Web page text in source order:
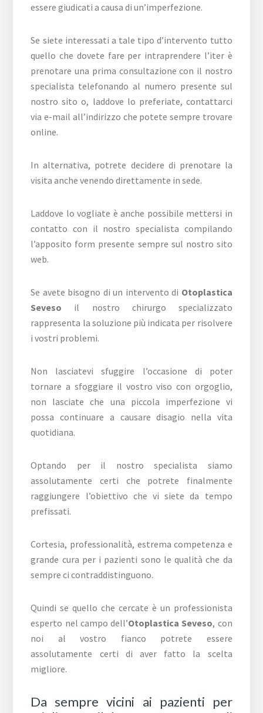
essere giudicati a causa di un’imperfezione.
Se siete interessati a tale tipo d’intervento tutto
quello che dovete fare per intraprendere l’iter è
prenotare una prima consultazione con il nostro
specialista telefonando al numero presente sul
nostro sito o, laddove lo preferiate, contattarci
via e-mail all’indirizzo che potete sempre trovare
online.
In alternativa, potrete decidere di prenotare la
visita anche venendo direttamente in sede.
Laddove lo vogliate è anche possibile mettersi in
contatto con il nostro specialista compilando
l’apposito form presente sempre sul nostro sito
web.
Se avete bisogno di un intervento di Otoplastica
Seveso il nostro chirurgo specializzato
rappresenta la soluzione più indicata per risolvere
i vostri problemi.
Non lasciatevi sfuggire l’occasione di poter
tornare a sfoggiare il vostro viso con orgoglio,
non lasciate che una piccola imperfezione vi
possa continuare a causare disagio nella vita
quotidiana.
Optando per il nostro specialista siamo
assolutamente certi che potrete finalmente
raggiungere l’obiettivo che vi siete da tempo
prefissati.
Cortesia, professionalità, estrema competenza e
grande cura per i pazienti sono le qualità che da
sempre ci contraddistinguono.
Quindi se quello che cercate è un professionista
esperto nel campo dell’Otoplastica Seveso, con
noi al vostro fianco potrete essere
assolutamente certi di aver fatto la scelta
migliore.
Da sempre vicini ai pazienti per